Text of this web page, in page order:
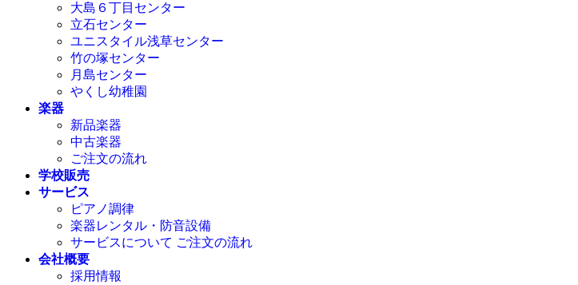
大島６丁目センター
立石センター
ユニスタイル浅草センター
竹の塚センター
月島センター
やくし幼稚園
楽器
新品楽器
中古楽器
ご注文の流れ
学校販売
サービス
ピアノ調律
楽器レンタル・防音設備
サービスについて ご注文の流れ
会社概要
採用情報